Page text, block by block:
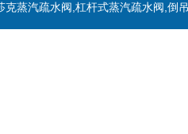
克蒸汽疏水阀,杠杆式蒸汽疏水阀,倒